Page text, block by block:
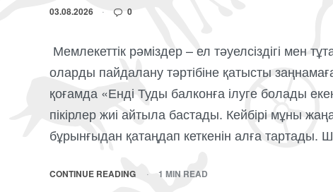
03.08.2026 0
Мемлекеттік рәміздер – ел тәуелсіздігі
оларды пайдалану тәртібіне қатысты
қоғамда «Енді Туды балконға ілуге болады
пікірлер жиі айтыла бастады. Кейбірі мұны
бұрынғыдан қатаңдап кеткенін алға тартады.
CONTINUE READING 1 MIN READ